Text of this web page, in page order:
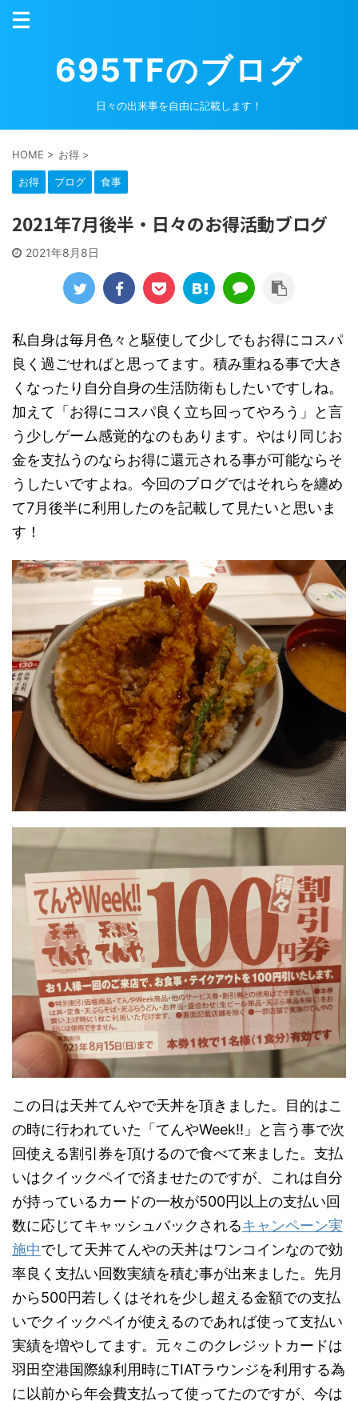
695TFのブログ
日々の出来事を自由に記載します！
HOME > お得 >
お得 ブログ 食事
2021年7月後半・日々のお得活動ブログ
2021年8月8日
私自身は毎月色々と駆使して少しでもお得にコスパ
良く過ごせればと思ってます。積み重ねる事で大き
くなったり自分自身の生活防衛もしたいですしね。
加えて「お得にコスパ良く立ち回ってやろう」と言
う少しゲーム感覚的なのもあります。やはり同じお
金を支払うのならお得に還元される事が可能ならそ
うしたいですよね。今回のブログではそれらを纏め
て7月後半に利用したのを記載して見たいと思いま
す！
この日は天丼てんやで天丼を頂きました。目的はこ
の時に行われていた「てんやWeek!!」と言う事で次
回使える割引券を頂けるので食べて来ました。支払
いはクイックペイで済ませたのですが、これは自分
が持っているカードの一枚が500円以上の支払い回
数に応じてキャッシュバックされるキャンペーン実
施中でして天丼てんやの天丼はワンコインなので効
率良く支払い回数実績を積む事が出来ました。先月
から500円若しくはそれを少し超える金額での支払
いでクイックペイが使えるのであれば使って支払い
実績を増やしてます。元々このクレジットカードは
羽田空港国際線利用時にTIATラウンジを利用する為
に以前から年会費支払って使ってたのですが、今は